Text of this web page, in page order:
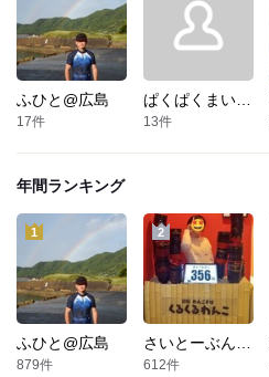
ふひと@広島
17件 13件
年間ランキング
ふひと@広島
879件
1
612件
2